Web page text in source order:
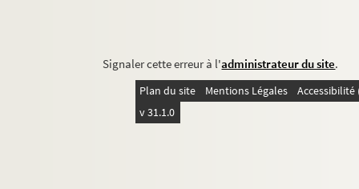
Signaler cette erreur à l'administrateur du site.
Plan du site Mentions Légales
v 31.1.0